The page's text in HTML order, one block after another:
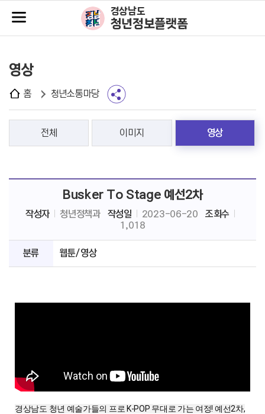
주메뉴바로가기
본문바로가기
경상남도
청년정보플랫폼
영상
홈 청년소통마당
전체 이미지 영상
Busker To Stage 예선2차
작성자 청년정책과 작성일 2023-06-20
조회수
1,018
분류 웹툰/영상
경상남도 청년 예술가들의 프로 K-POP 무대로 가는 여정! 예선2차,